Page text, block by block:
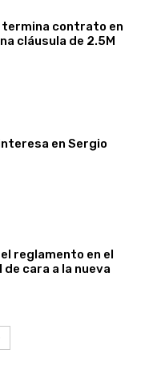
termina contrato en
cláusula de 2.5M
en Sergio
reglamento en el
cara a la nueva